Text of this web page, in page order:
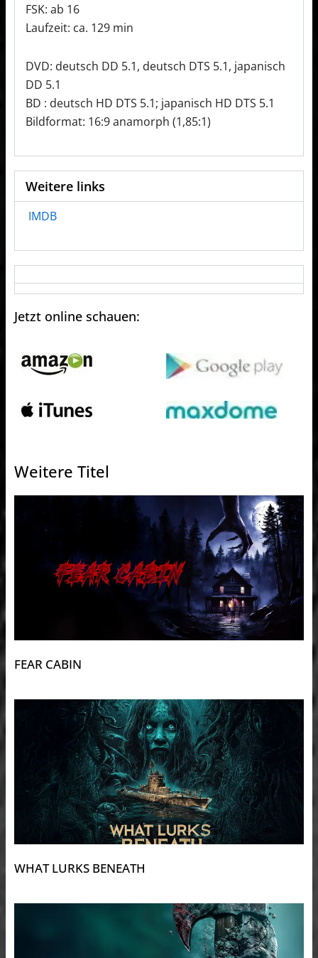
FSK: ab 16
Laufzeit: ca. 129 min
DVD: deutsch DD 5.1, deutsch DTS 5.1, japanisch
DD 5.1
BD : deutsch HD DTS 5.1; japanisch HD DTS 5.1
Bildformat: 16:9 anamorph (1,85:1)
Weitere links
IMDB
Jetzt online schauen:
Weitere Titel
FEAR CABIN
WHAT LURKS BENEATH